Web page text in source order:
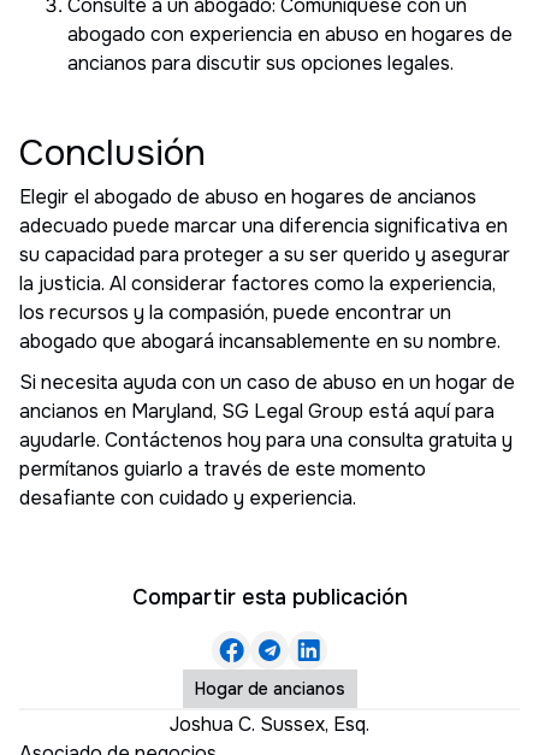
Consulte a un abogado: Comuníquese con un
abogado con experiencia en abuso en hogares de
ancianos para discutir sus opciones legales.
Conclusión
Elegir el abogado de abuso en hogares de ancianos
adecuado puede marcar una diferencia significativa en
su capacidad para proteger a su ser querido y asegurar
la justicia. Al considerar factores como la experiencia,
los recursos y la compasión, puede encontrar un
abogado que abogará incansablemente en su nombre.
Si necesita ayuda con un caso de abuso en un hogar de
ancianos en Maryland, SG Legal Group está aquí para
ayudarle. Contáctenos hoy para una consulta gratuita y
permítanos guiarlo a través de este momento
desafiante con cuidado y experiencia.
Compartir esta publicación
Hogar de ancianos
Joshua C. Sussex, Esq.